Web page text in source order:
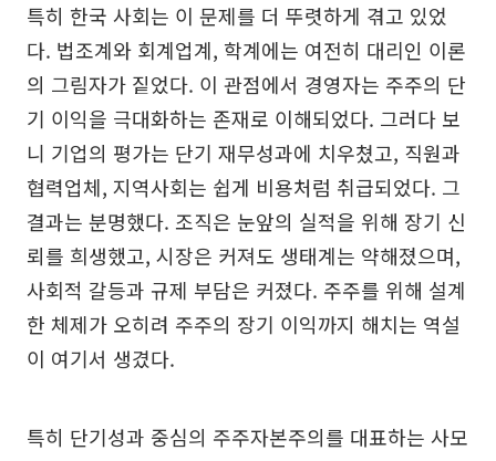
특히 한국 사회는 이 문제를 더 뚜렷하게 겪고 있었
다. 법조계와 회계업계, 학계에는 여전히 대리인 이론
의 그림자가 짙었다. 이 관점에서 경영자는 주주의 단
기 이익을 극대화하는 존재로 이해되었다. 그러다 보
니 기업의 평가는 단기 재무성과에 치우쳤고, 직원과
협력업체, 지역사회는 쉽게 비용처럼 취급되었다. 그
결과는 분명했다. 조직은 눈앞의 실적을 위해 장기 신
뢰를 희생했고, 시장은 커져도 생태계는 약해졌으며,
사회적 갈등과 규제 부담은 커졌다. 주주를 위해 설계
한 체제가 오히려 주주의 장기 이익까지 해치는 역설
이 여기서 생겼다.
특히 단기성과 중심의 주주자본주의를 대표하는 사모